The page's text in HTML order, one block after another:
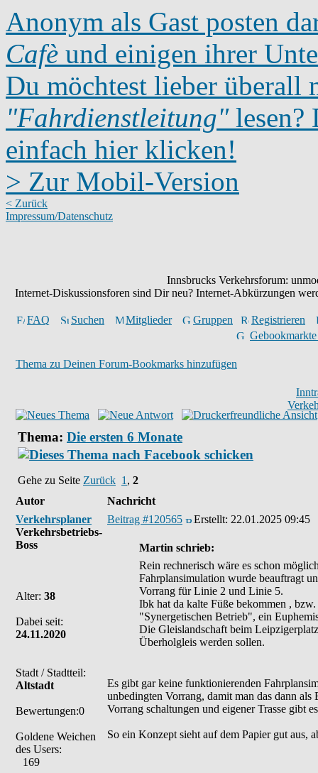
Anonym als Gast posten
Cafè und einigen ihrer
Du möchtest lieber überall
"Fahrdienstleitung"lesen?
einfach hier klicken!
> Zur Mobil-Version
< Zurück
Impressum/Datenschutz
Innsbrucks Verkehrsforum:
Internet-Diskussionsforen sind Dir neu? Internet-Abkürzungen
FAQ Suchen Mitglieder Gruppen
Registrieren
Thema zu Deinen Forum-Bookmarks hinzufügen
Thema: Die ersten 6 Monate
Gehe zu Seite Zurück 1 , 2
Autor
Nachricht
Verkehrsplaner
Verkehrsbetriebs-
Boss
Alter: 38
Dabei seit:
24.11.2020
Stadt / Stadtteil:
Altstadt
Bewertungen:0
Goldene Weichen
des Users:
169
Beitrag #120565 Erstellt: 22.01.2025 09:45
Martin schrieb:
Rein rechnerisch wäre es schon
Fahrplansimulation wurde beauftragt
Vorrang für Linie 2 und Linie 5.
Ibk hat da kalte Füße bekommen ,
"Synergetischen Betrieb", ein
Die Gleislandschaft beim
Überholgleis werden sollen.
Es gibt gar keine funktionierenden
unbedingten Vorrang, damit man das dann
Vorrang schaltungen und eigener Trasse gibt
So ein Konzept sieht auf dem Papier gut aus,